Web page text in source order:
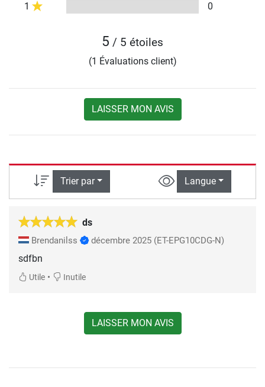
1
0
5 / 5 étoiles
(1 Évaluations client)
LAISSER MON AVIS
Trier par Langue
ds
Brendanilss décembre 2025 (ET-EPG10CDG-N)
sdfbn
Utile • Inutile
LAISSER MON AVIS